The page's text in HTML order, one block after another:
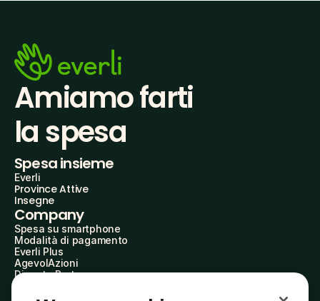
Amiamo farti
la spesa
Spesa insieme
Everli
Province Attive
Insegne
Company
Spesa su smartphone
Modalità di pagamento
Everli Plus
AgevolAzioni
Diventa Partner
Everli Shoppers